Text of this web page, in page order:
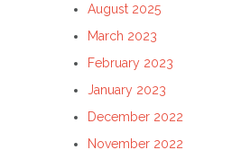
August 2025
March 2023
February 2023
January 2023
December 2022
November 2022